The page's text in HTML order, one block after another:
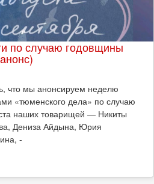
по случаю годовщины
что мы анонсируем неделю
«тюменского дела» по случаю
наших товарищей — Никиты
Дениза Айдына, Юрия
-